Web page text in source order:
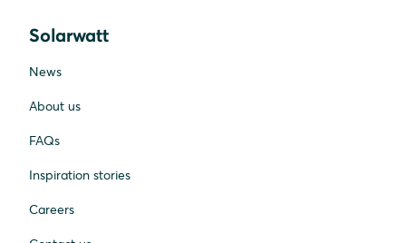
Solarwatt
News
About us
FAQs
Inspiration stories
Careers